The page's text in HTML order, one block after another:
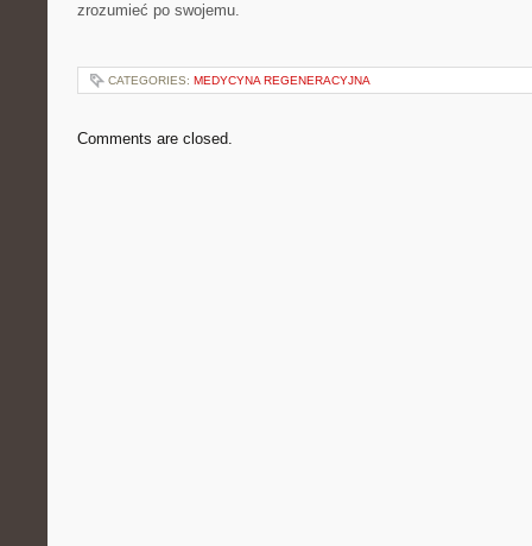
zrozumieć po swojemu.
CATEGORIES: MEDYCYNA REGENERACYJNA
Comments are closed.